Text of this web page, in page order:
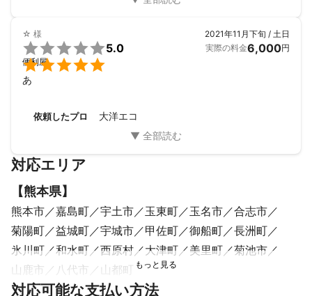
☆ 様


5.0
便利屋
2021年11月下旬 / 土日
実際の料金6,000円
あ
依頼したプロ 大洋エコ
対応エリア
【熊本県】
熊本市 嘉島町 宇土市 玉東町 玉名市
合志市
菊陽町
益城町 宇城市 甲佐町 御船町
長洲町
氷川町
和水町 西原村 大津町 美里町
菊池市
山鹿市
八代市 山都町
対応可能な支払い方法